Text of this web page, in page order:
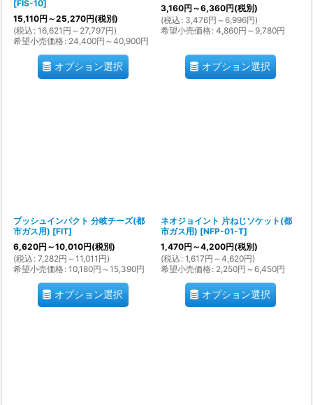
[FIS-10]
15,110円 ～25,270円(税別)
(税込 : 16,621 円 ～27,797円)
希望小売価格: 24,400円 ～40,900円
オプション選択
3,160円 ～6,360円(税別)
(税込 : 3,476円 ～6,996円)
希望小売価格: 4,860円 ～9,780円
オプション選択
プッシュインパクト 分岐チーズ(都
市ガス用) [FIT]
6,620円 ～10,010円(税別)
(税込 : 7,282円 ～11,011 円)
希望小売価格: 10,180円 ～15,390円
オプション選択
ネオジョイント 片ねじソケット(都
市ガス用) [NFP-01-T]
1,470円 ～4,200円(税別)
(税込 : 1,617円 ～4,620円)
希望小売価格: 2,250円 ～6,450円
オプション選択